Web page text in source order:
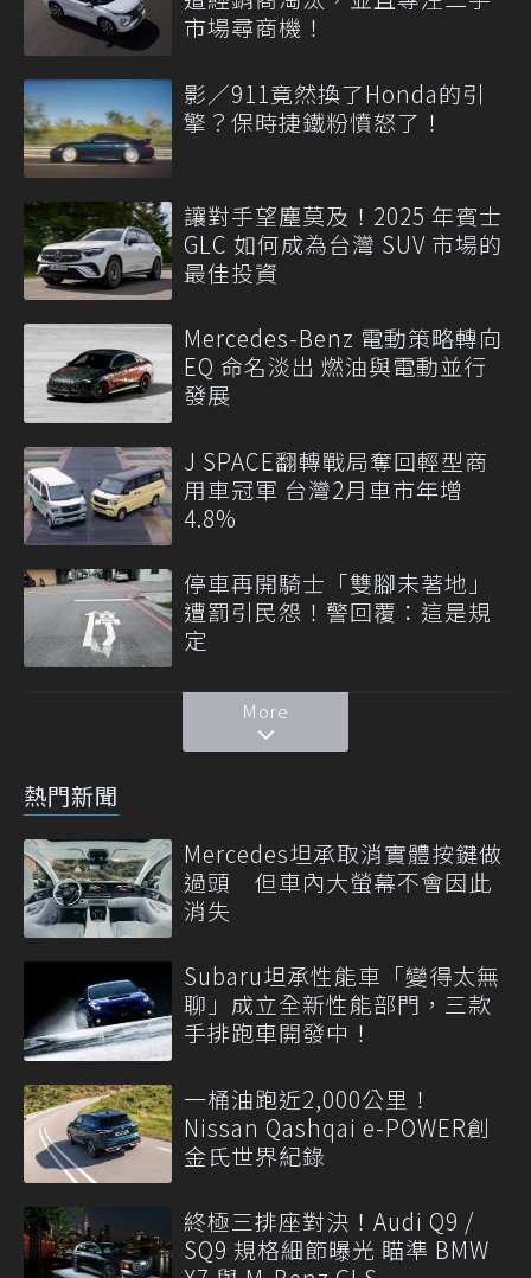
市場尋商機！
影／911竟然換了Honda的引
擎？保時捷鐵粉憤怒了！
讓對手望塵莫及！2025 年賓士
GLC 如何成為台灣 SUV 市場的
最佳投資
Mercedes-Benz 電動策略轉向
EQ 命名淡出 燃油與電動並行
發展
J SPACE翻轉戰局奪回輕型商
用車冠軍 台灣2月車市年增
4.8%
停車再開騎士「雙腳未著地」
遭罰引民怨！警回覆：這是規
定
More
熱門新聞
Mercedes坦承取消實體按鍵做
過頭 但車內大螢幕不會因此
消失
Subaru坦承性能車「變得太無
聊」成立全新性能部門，三款
手排跑車開發中！
一桶油跑近2,000公里！
Nissan Qashqai e-POWER創
金氏世界紀錄
終極三排座對決！Audi Q9 /
SQ9 規格細節曝光 瞄準 BMW